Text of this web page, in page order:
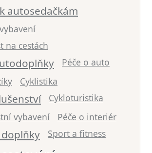
autosedačkám
na cestách
Péče o auto
Cyklistika
Cykloturistika
vybavení
Péče o interiér
Sport a fitness